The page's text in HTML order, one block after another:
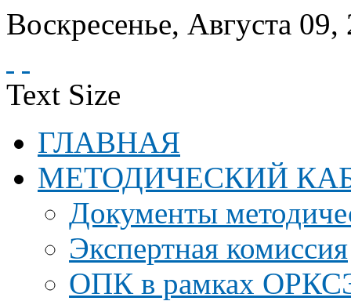
Воскресенье, Августа 09,
Text Size
ГЛАВНАЯ
МЕТОДИЧЕСКИЙ
Документы
Экспертная комиссия
ОПК в рамках